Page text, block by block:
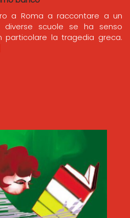
a Roma a raccontare a un
scuole se ha senso
particolare la tragedia greca.